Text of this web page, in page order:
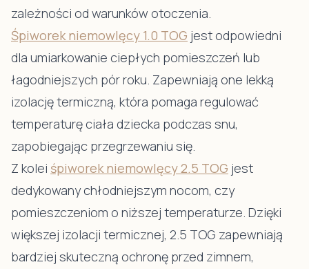
zależności od warunków otoczenia.
Śpiworek niemowlęcy 1.0 TOG jest odpowiedni
dla umiarkowanie ciepłych pomieszczeń lub
łagodniejszych pór roku. Zapewniają one lekką
izolację termiczną, która pomaga regulować
temperaturę ciała dziecka podczas snu,
zapobiegając przegrzewaniu się.
Z kolei śpiworek niemowlęcy 2.5 TOG jest
dedykowany chłodniejszym nocom, czy
pomieszczeniom o niższej temperaturze. Dzięki
większej izolacji termicznej, 2.5 TOG zapewniają
bardziej skuteczną ochronę przed zimnem,